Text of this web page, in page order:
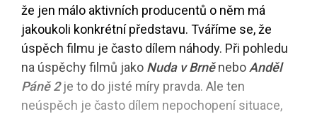
že jen málo aktivních producentů o něm má
jakoukoli konkrétní představu. Tváříme se, že
úspěch filmu je často dílem náhody. Při pohledu
na úspěchy filmů jako Nuda v Brně neboAnděl
Páně 2je to do jisté míry pravda. Ale ten
neúspěch je často dílem nepochopení situace,